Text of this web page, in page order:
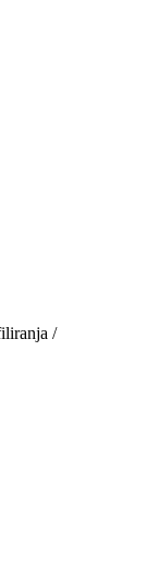
/